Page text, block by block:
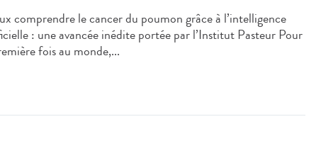
comprendre le cancer du poumon grâce à l’intelligence
: une avancée inédite portée par l’Institut Pasteur Pour
fois au monde,...